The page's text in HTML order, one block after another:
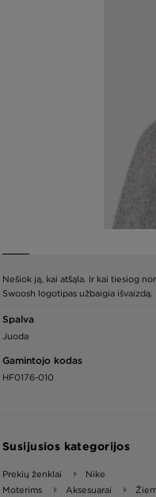
Nešiok ją, kai atšąla. Ir kai tiesiog
Swoosh logotipas užbaigia išvaizdą.
Spalva
Juoda
Gamintojo kodas
HF0176-010
Susijusios kategorijos
Prekių ženklai
Nike
Moterims
Aksesuarai